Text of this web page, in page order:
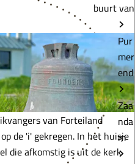
buurt van
Pur
mer
end
Zaa
nda
m
van Forteiland
de 'i' gekregen. In het huisje
die afkomstig is uit de kerk